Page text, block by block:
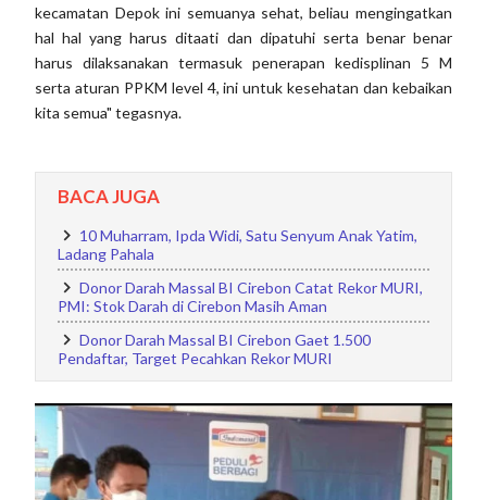
kecamatan Depok ini semuanya sehat, beliau mengingatkan
hal hal yang harus ditaati dan dipatuhi serta benar benar
harus dilaksanakan termasuk penerapan kedisplinan 5 M
serta aturan PPKM level 4, ini untuk kesehatan dan kebaikan
kita semua" tegasnya.
BACA JUGA
10 Muharram, Ipda Widi, Satu Senyum Anak Yatim,
Ladang Pahala
Donor Darah Massal BI Cirebon Catat Rekor MURI,
PMI: Stok Darah di Cirebon Masih Aman
Donor Darah Massal BI Cirebon Gaet 1.500
Pendaftar, Target Pecahkan Rekor MURI